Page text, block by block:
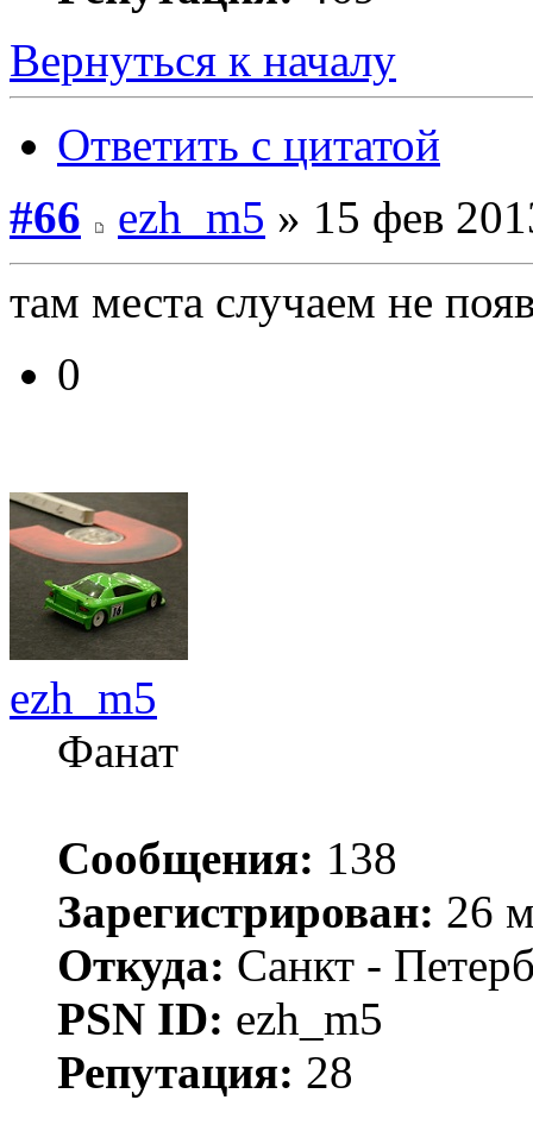
Вернуться к началу
Ответить с цитатой
#66
ezh_m5 » 15 фев
там места случаем не
0
ezh_m5
Фанат
Сообщения: 138
Зарегистрирован: 26
Откуда: Санкт -
PSN ID: ezh_m5
Репутация: 28